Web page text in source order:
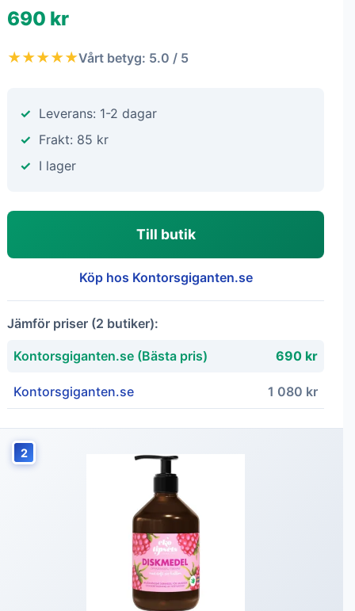
690 kr
★★★★★Vårt betyg: 5.0 / 5
Leverans: 1-2 dagar
Frakt: 85 kr
I lager
Till butik
Köp hos Kontorsgiganten.se
Jämför priser (2 butiker):
Kontorsgiganten.se (Bästa pris) 690 kr
Kontorsgiganten.se 1 080 kr
2